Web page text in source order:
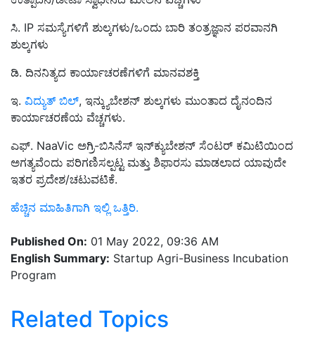
ಸಿ. IP ಸಮಸ್ಯೆಗಳಿಗೆ ಶುಲ್ಕಗಳು/ಒಂದು ಬಾರಿ ತಂತ್ರಜ್ಞಾನ ಪರವಾನಗಿ
ಶುಲ್ಕಗಳು
ಡಿ. ದಿನನಿತ್ಯದ ಕಾರ್ಯಾಚರಣೆಗಳಿಗೆ ಮಾನವಶಕ್ತಿ
ಇ. ವಿದ್ಯುತ್ ಬಿಲ್, ಇನ್ಕ್ಯುಬೇಶನ್ ಶುಲ್ಕಗಳು ಮುಂತಾದ ದೈನಂದಿನ
ಕಾರ್ಯಾಚರಣೆಯ ವೆಚ್ಚಗಳು.
ಎಫ್. NaaVic ಅಗ್ರಿ-ಬಿಸಿನೆಸ್ ಇನ್‌ಕ್ಯುಬೇಶನ್ ಸೆಂಟರ್ ಕಮಿಟಿಯಿಂದ
ಅಗತ್ಯವೆಂದು ಪರಿಗಣಿಸಲ್ಪಟ್ಟ ಮತ್ತು ಶಿಫಾರಸು ಮಾಡಲಾದ ಯಾವುದೇ
ಇತರ ಪ್ರದೇಶ/ಚಟುವಟಿಕೆ.
ಹೆಚ್ಚಿನ ಮಾಹಿತಿಗಾಗಿ ಇಲ್ಲಿ ಒತ್ತಿರಿ.
Published On: 01 May 2022, 09:36 AM
English Summary: Startup Agri-Business Incubation
Program
Related Topics